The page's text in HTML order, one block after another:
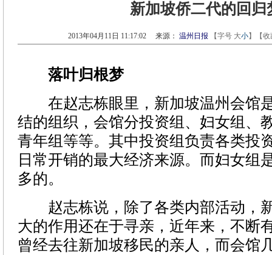
新加坡侨二代的回归
2013年04月11日 11:17:02 来源： 温州日报 【字号 大小】【收
落叶归根梦
在赵志栋眼里，新加坡温州会馆
结的组织，会馆分投资组、妇女组、
青年组等等。其中投资组负责各类投
日常开销的最大经济来源。而妇女组
多的。
赵志栋说，除了各类内部活动，
大的作用还在于寻亲，近年来，不断
曾经去往新加坡移民的亲人，而会馆